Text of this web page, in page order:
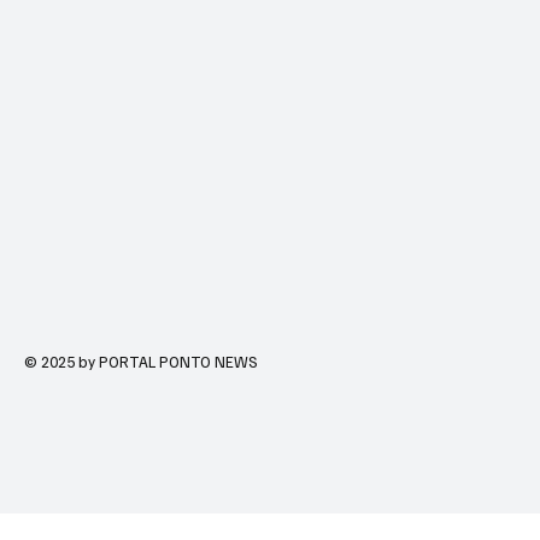
© 2025 by PORTAL PONTO NEWS